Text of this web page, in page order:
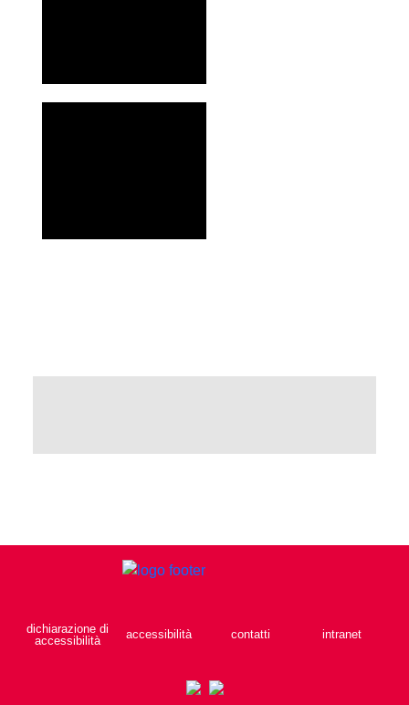
dichiarazione di
accessibilità
accessibilità contatti intranet